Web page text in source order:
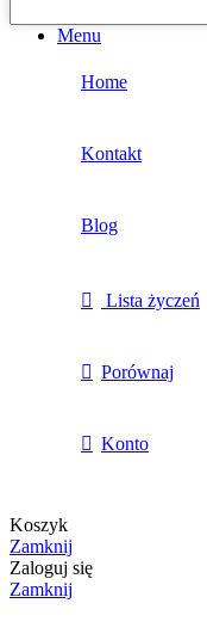
Menu
Home
Kontakt
Blog
Lista życzeń
Porównaj
Konto
Koszyk
Zamknij
Zaloguj się
Zamknij